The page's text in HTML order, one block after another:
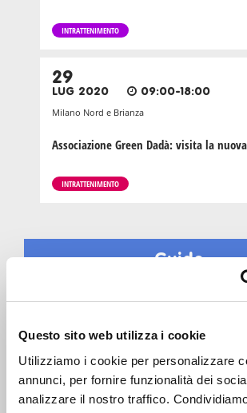
Questo sito web utilizza i cookie
Utilizziamo i cookie per personalizzare
annunci, per fornire funzionalità dei
analizzare il nostro traffico.
INTRATTENIMENTO
29
LUG 2020 09:00-18:00
Milano Nord e Brianza
Associazione Green Dadà: visita la
INTRATTENIMENTO
Guide